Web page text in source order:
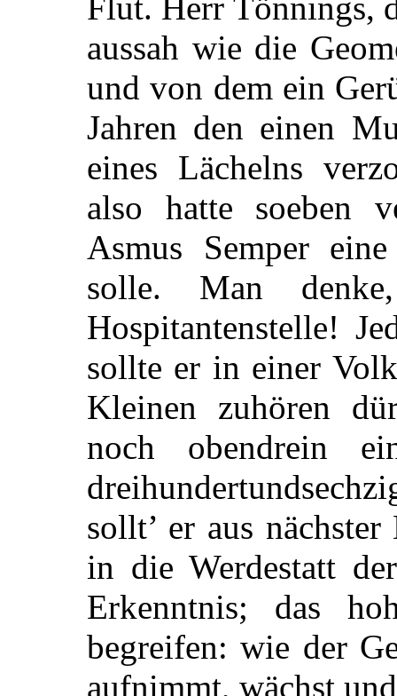
aussah wie die
und von dem ein
Jahren den einen
eines Lächelns
also hatte soeben
Asmus Semper
solle. Man
Hospitantenstelle!
sollte er in einer
Kleinen zuhören
noch obendrein
sollt’ er aus
in die Werdestatt
Erkenntnis; das
begreifen:wie der
aufnimmt, wächst